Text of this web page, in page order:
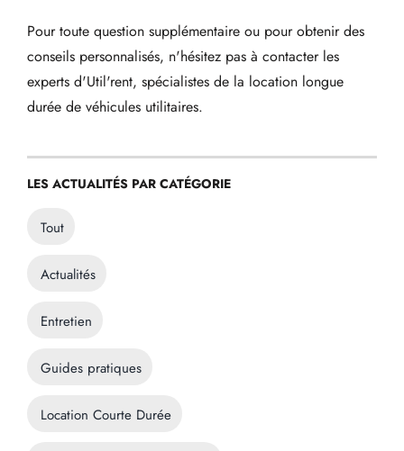
Pour toute question supplémentaire ou pour obtenir des
conseils personnalisés, n'hésitez pas à contacter les
experts d'Util'rent, spécialistes de la location longue
durée de véhicules utilitaires.
LES ACTUALITÉS PAR CATÉGORIE
Tout
Actualités
Entretien
Guides pratiques
Location Courte Durée